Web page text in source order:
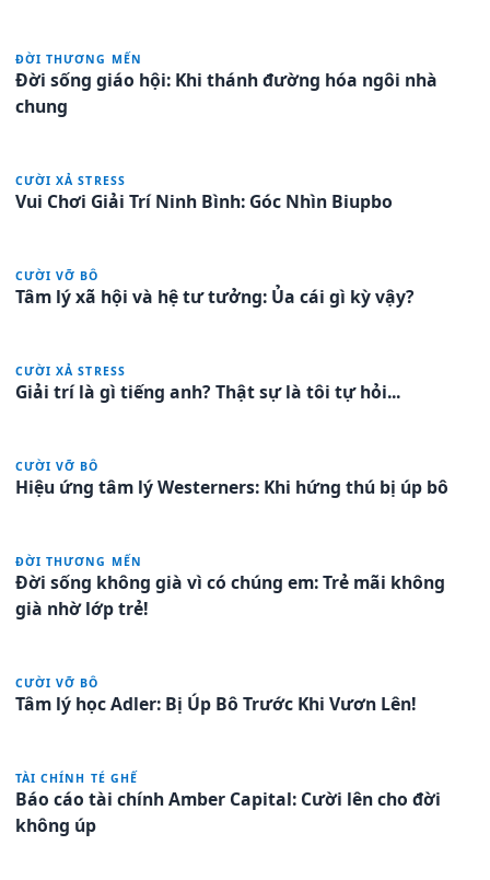
ĐỜI THƯƠNG MẾN
Đời sống giáo hội: Khi thánh đường hóa ngôi nhà
chung
CƯỜI XẢ STRESS
Vui Chơi Giải Trí Ninh Bình: Góc Nhìn Biupbo
CƯỜI VỠ BÔ
Tâm lý xã hội và hệ tư tưởng: Ủa cái gì kỳ vậy?
CƯỜI XẢ STRESS
Giải trí là gì tiếng anh? Thật sự là tôi tự hỏi...
CƯỜI VỠ BÔ
Hiệu ứng tâm lý Westerners: Khi hứng thú bị úp bô
ĐỜI THƯƠNG MẾN
Đời sống không già vì có chúng em: Trẻ mãi không
già nhờ lớp trẻ!
CƯỜI VỠ BÔ
Tâm lý học Adler: Bị Úp Bô Trước Khi Vươn Lên!
TÀI CHÍNH TÉ GHẾ
Báo cáo tài chính Amber Capital: Cười lên cho đời
không úp